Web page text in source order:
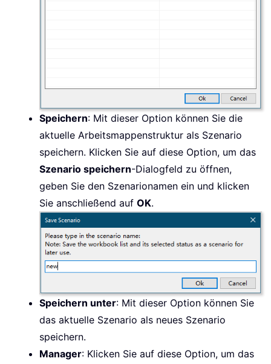
Speichern: Mit dieser Option können Sie die
aktuelle Arbeitsmappenstruktur als Szenario
speichern. Klicken Sie auf diese Option, um das
Szenario speichern-Dialogfeld zu öffnen,
geben Sie den Szenarionamen ein und klicken
Sie anschließend auf OK.
Speichern unter: Mit dieser Option können Sie
das aktuelle Szenario als neues Szenario
speichern.
Manager: Klicken Sie auf diese Option, um das